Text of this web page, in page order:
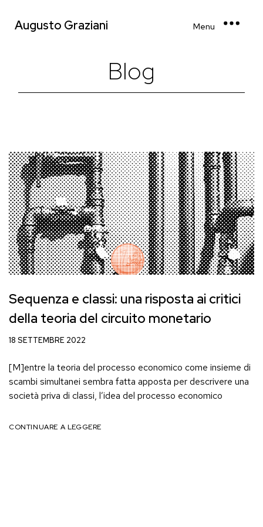
Augusto Graziani Menu
Blog
Sequenza e classi: una risposta ai critici
della teoria del circuito monetario
18 SETTEMBRE 2022
[M]entre la teoria del processo economico come insieme di
scambi simultanei sembra fatta apposta per descrivere una
società priva di classi, l’idea del processo economico
CONTINUARE A LEGGERE